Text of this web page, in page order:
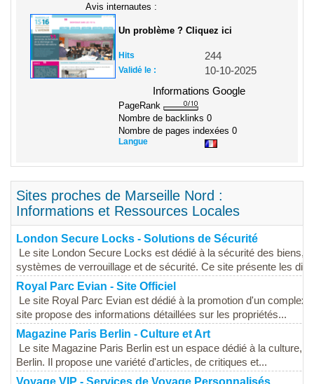
Avis internautes :
Un problème ? Cliquez ici
Hits 244
Validé le :
10-10-2025
Informations Google
PageRank
Nombre de backlinks 0
Nombre de pages indexées 0
Langue
Sites proches de Marseille Nord :
Informations et Ressources Locales
London Secure Locks - Solutions de Sécurité
Le site London Secure Locks est dédié à la sécurité des biens,
systèmes de verrouillage et de sécurité. Ce site présente les
Royal Parc Evian - Site Officiel
Le site Royal Parc Evian est dédié à la promotion d'un
site propose des informations détaillées sur les propriétés...
Magazine Paris Berlin - Culture et Art
Le site Magazine Paris Berlin est un espace dédié à la culture,
Berlin. Il propose une variété d'articles, de critiques et...